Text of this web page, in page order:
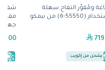
ومُقوِّر التفاح سهلة
(55550-6) من نيمكو
يشحن من إكويب
شفرة
مقاس
من